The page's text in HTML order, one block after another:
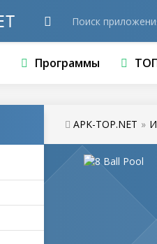
Программы
APK-TOP.NET »